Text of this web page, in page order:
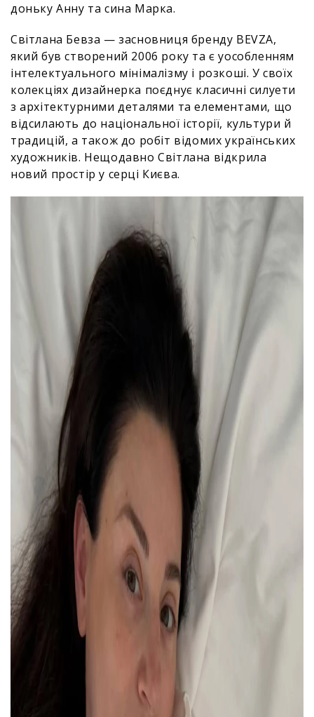
доньку Анну та сина Марка.
Світлана Бевза — засновниця бренду BEVZA,
який був створений 2006 року та є уособленням
інтелектуального мінімалізму і розкоші. У своїх
колекціях дизайнерка поєднує класичні силуети
з архітектурними деталями та елементами, що
відсилають до національної історії, культури й
традицій, а також до робіт відомих українських
художників. Нещодавно Світлана відкрила
новий простір у серці Києва.